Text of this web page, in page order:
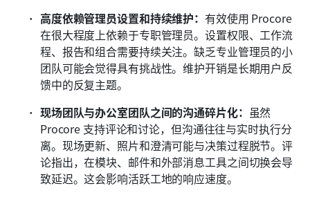
高度依赖管理员设置和持续维护： 有效使用 Procore
在很大程度上依赖于专职管理员。设置权限、工作流
程、报告和组合需要持续关注。缺乏专业管理员的小
团队可能会觉得具有挑战性。维护开销是长期用户反
馈中的反复主题。
现场团队与办公室团队之间的沟通碎片化： 虽然
Procore 支持评论和讨论，但沟通往往与实时执行分
离。现场更新、照片和澄清可能与决策过程脱节。评
论指出，在模块、邮件和外部消息工具之间切换会导
致延迟。这会影响活跃工地的响应速度。